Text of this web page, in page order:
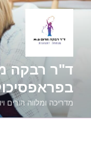
דילוג
מדריכה ומלווה הורים